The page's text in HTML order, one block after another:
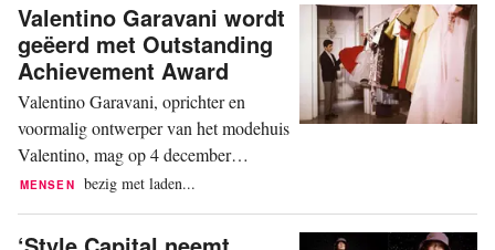
502,8 miljoen pond (578,4 miljoen
euro). De winst na belastingen dook
28 procent omlaag, naar 22,6 miljoen
pond (26 miljoen euro). Dat blijkt uit
het...
Valentino Garavani wordt
geëerd met Outstanding
Achievement Award
Valentino Garavani, oprichter en
voormalig ontwerper van het modehuis
Valentino, mag op 4 december
aanstaande een Outstanding
nemen tijdens de uitreiking van The
MENSEN bezig met laden...